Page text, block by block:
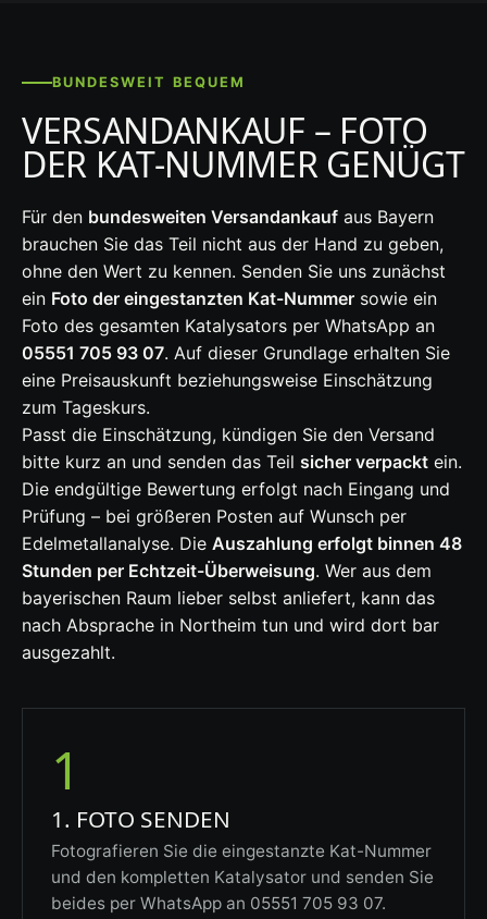
BUNDESWEIT BEQUEM
VERSANDANKAUF – FOTO
DER KAT-NUMMER GENÜGT
Für den bundesweiten Versandankauf aus Bayern
brauchen Sie das Teil nicht aus der Hand zu geben,
ohne den Wert zu kennen. Senden Sie uns zunächst
ein Foto der eingestanzten Kat-Nummer sowie ein
Foto des gesamten Katalysators per WhatsApp an
05551 705 93 07. Auf dieser Grundlage erhalten Sie
eine Preisauskunft beziehungsweise Einschätzung
zum Tageskurs.
Passt die Einschätzung, kündigen Sie den Versand
bitte kurz an und senden das Teil sicher verpackt ein.
Die endgültige Bewertung erfolgt nach Eingang und
Prüfung – bei größeren Posten auf Wunsch per
Edelmetallanalyse. Die Auszahlung erfolgt binnen 48
Stunden per Echtzeit-Überweisung. Wer aus dem
bayerischen Raum lieber selbst anliefert, kann das
nach Absprache in Northeim tun und wird dort bar
ausgezahlt.
1
1. FOTO SENDEN
Fotografieren Sie die eingestanzte Kat-Nummer
und den kompletten Katalysator und senden Sie
beides per WhatsApp an 05551 705 93 07.